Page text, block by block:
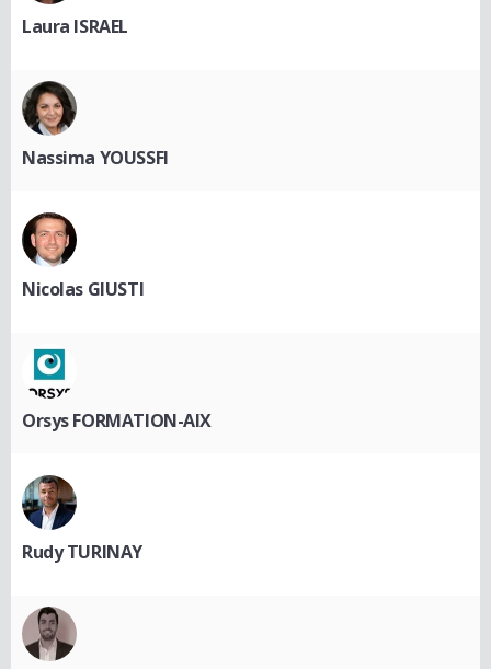
Laura ISRAEL
Nassima YOUSSFI
Nicolas GIUSTI
Orsys FORMATION-AIX
Rudy TURINAY